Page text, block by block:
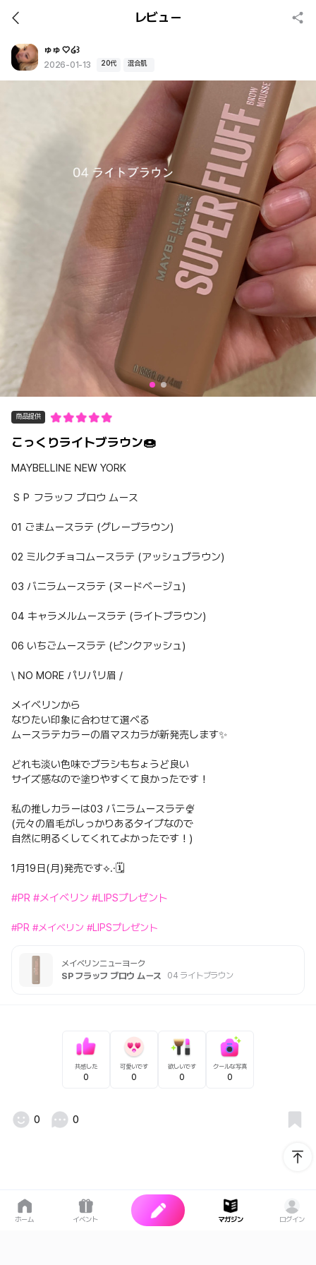
レビュー
ゅゅ ♡໒꒱
2026-01-13 20代 混合肌
商品提供
こっくりライトブラウン🍩
MAYBELLINE NEW YORK
ＳＰ フラッフ ブロウ ムース
01 ごまムースラテ (グレーブラウン)
02 ミルクチョコムースラテ (アッシュブラウン)
03 バニラムースラテ (ヌードベージュ)
04 キャラメルムースラテ (ライトブラウン)
06 いちごムースラテ (ピンクアッシュ)
\ NO MORE パリパリ眉 /
メイベリンから
なりたい印象に合わせて選べる
ムースラテカラーの眉マスカラが新発売します✨️
どれも淡い色味でブラシもちょうど良い
サイズ感なので塗りやすくて良かったです！
私の推しカラーは03 バニラムースラテ🍨
(元々の眉毛がしっかりあるタイプなので
自然に明るくしてくれてよかったです！)
1月19日(月)発売です⟡.·🗓
#PR #メイベリン #LIPSプレゼント
#PR #メイベリン #LIPSプレゼント
メイベリンニューヨーク
SP フラッフ ブロウ ムース 04 ライトブラウン
共感した
0
可愛いです
0
欲しいです
0
クールな写真
0
0 0
ホーム イベント マガジン ログイン